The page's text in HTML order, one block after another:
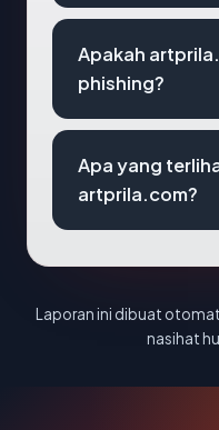
Apakah
phishing?
Apa yang
artprila.com?
Laporan ini dibuat
nasihat